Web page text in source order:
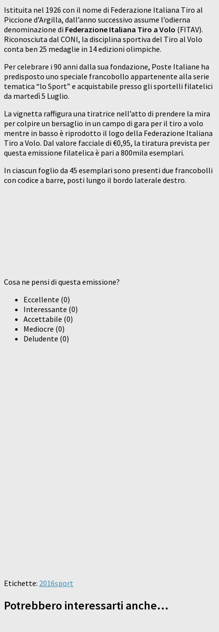
Istituita nel 1926 con il nome di Federazione Italiana Tiro al
Piccione d’Argilla, dall’anno successivo assume l’odierna
denominazione di Federazione Italiana Tiro a Volo (FITAV).
Riconosciuta dal CONI, la disciplina sportiva del Tiro al Volo
conta ben 25 medaglie in 14 edizioni olimpiche.
Per celebrare i 90 anni dalla sua fondazione, Poste Italiane ha
predisposto uno speciale francobollo appartenente alla serie
tematica “lo Sport” e acquistabile presso gli sportelli filatelici
da martedì 5 Luglio.
La vignetta raffigura una tiratrice nell’atto di prendere la mira
per colpire un bersaglio in un campo di gara per il tiro a volo
mentre in basso è riprodotto il logo della Federazione Italiana
Tiro a Volo. Dal valore facciale di €0,95, la tiratura prevista per
questa emissione filatelica è pari a 800mila esemplari.
In ciascun foglio da 45 esemplari sono presenti due francobolli
con codice a barre, posti lungo il bordo laterale destro.
Cosa ne pensi di questa emissione?
Eccellente (0)
Interessante (0)
Accettabile (0)
Mediocre (0)
Deludente (0)
Etichette: 2016sport
Potrebbero interessarti anche...